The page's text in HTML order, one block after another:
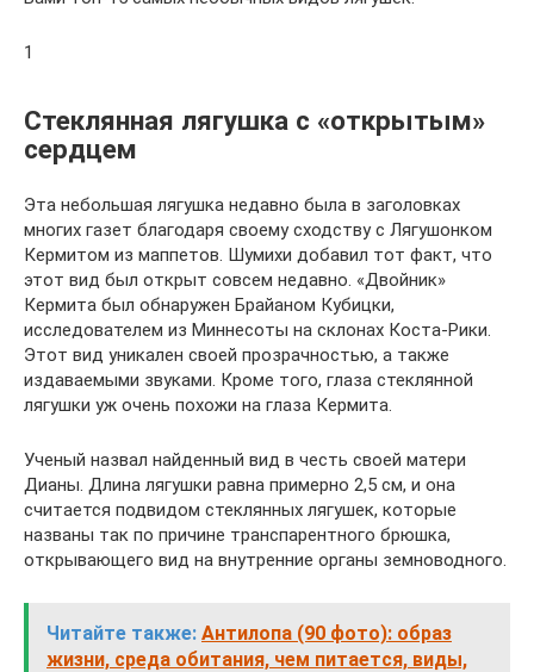
1
Стеклянная лягушка с «открытым»
сердцем
Эта небольшая лягушка недавно была в заголовках
многих газет благодаря своему сходству с Лягушонком
Кермитом из маппетов. Шумихи добавил тот факт, что
этот вид был открыт совсем недавно. «Двойник»
Кермита был обнаружен Брайаном Кубицки,
исследователем из Миннесоты на склонах Коста-Рики.
Этот вид уникален своей прозрачностью, а также
издаваемыми звуками. Кроме того, глаза стеклянной
лягушки уж очень похожи на глаза Кермита.
Ученый назвал найденный вид в честь своей матери
Дианы. Длина лягушки равна примерно 2,5 см, и она
считается подвидом стеклянных лягушек, которые
названы так по причине транспарентного брюшка,
открывающего вид на внутренние органы земноводного.
Читайте также: Антилопа (90 фото): образ
жизни, среда обитания, чем питается, виды,